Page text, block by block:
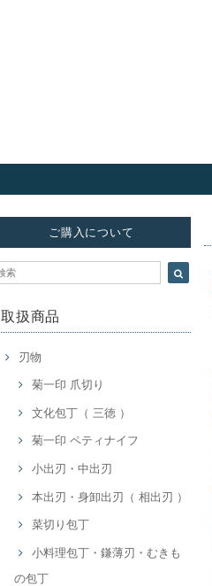
ご購入について
取扱商品
刃物
菊一印 爪切り
文化包丁（ 三徳 ）
菊一印 ペティナイフ
小出刃・中出刃
本出刃・身卸出刃（ 相出刃 ）
菜切り包丁
小料理包丁・鎌薄刃・むきも
の包丁